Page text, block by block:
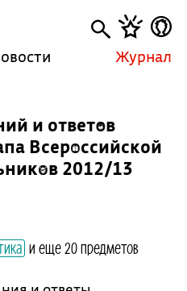
Журнал
и ответов
Всероссийской
2012/13
и еще 20 предметов